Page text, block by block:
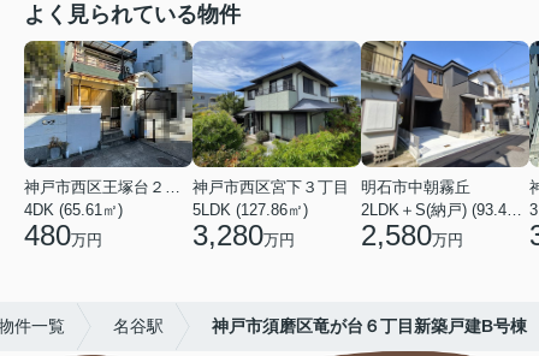
よく見られている物件
4DK (65.61㎡)
480万円
神戸市西区宮下３丁目
5LDK (127.86㎡)
3,280万円
明石市中朝霧丘
2,580万円
件一覧 名谷駅 神戸市須磨区竜が台６丁目新築戸建B号棟